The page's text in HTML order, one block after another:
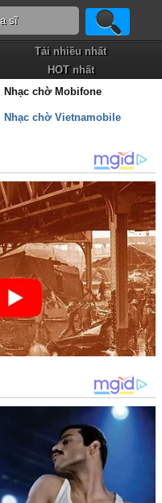
Tải nhiều nhất
HOT nhất
Nhạc chờ Mobifone
Nhạc chờ Vietnamobile